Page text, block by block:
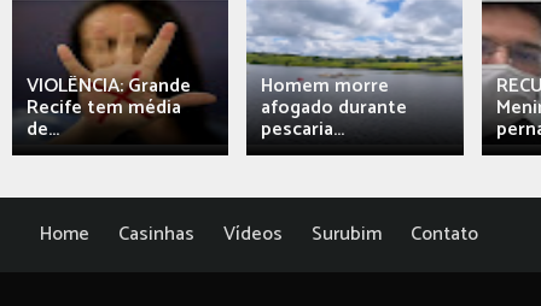
VIOLÊNCIA: Grande
Recife tem média
de...
Homem morre
afogado durante
pescaria...
Home Casinhas Vídeos Surubim Contato